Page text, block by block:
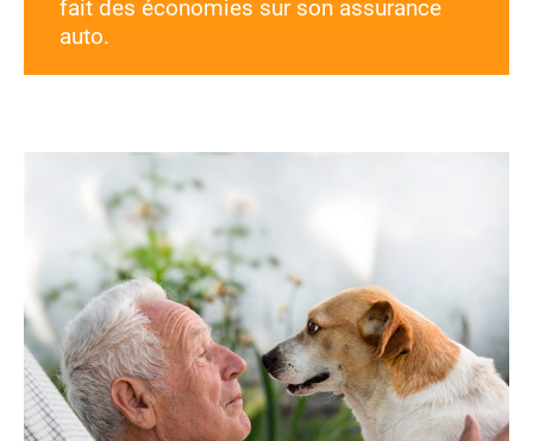
fait des économies sur son assurance
auto.